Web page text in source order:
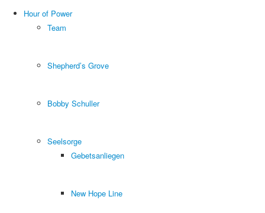
Hour of Power
Team
Shepherd’s Grove
Bobby Schuller
Seelsorge
Gebetsanliegen
New Hope Line